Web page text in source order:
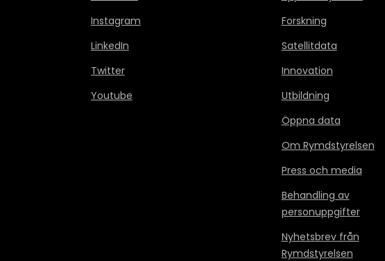
Instagram
LinkedIn
Twitter
Youtube
Forskning
Satellitdata
Innovation
Utbildning
Öppna data
Om Rymdstyrelsen
Press och media
Behandling av
personuppgifter
Nyhetsbrev från
Rymdstyrelsen